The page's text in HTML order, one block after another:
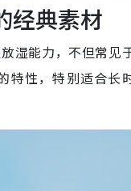
经典素材
湿能力，不但常
特性，特别适合